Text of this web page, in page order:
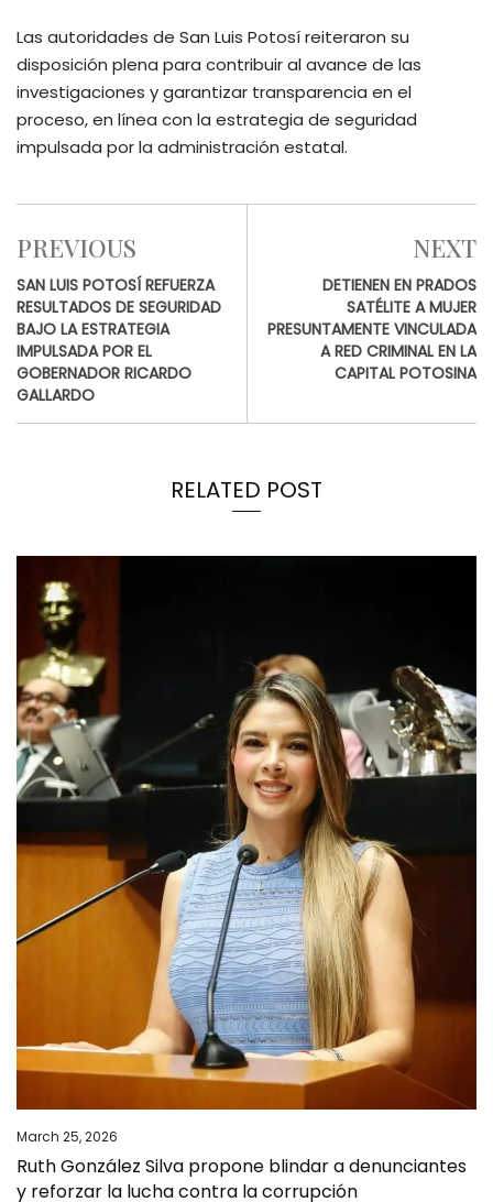
Las autoridades de San Luis Potosí reiteraron su
disposición plena para contribuir al avance de las
investigaciones y garantizar transparencia en el
proceso, en línea con la estrategia de seguridad
impulsada por la administración estatal.
PREVIOUS
SAN LUIS POTOSÍ REFUERZA
RESULTADOS DE SEGURIDAD
BAJO LA ESTRATEGIA
IMPULSADA POR EL
GOBERNADOR RICARDO
GALLARDO
NEXT
DETIENEN EN PRADOS
SATÉLITE A MUJER
PRESUNTAMENTE VINCULADA
A RED CRIMINAL EN LA
CAPITAL POTOSINA
RELATED POST
March 25, 2026
Ruth González Silva propone blindar a denunciantes
y reforzar la lucha contra la corrupción